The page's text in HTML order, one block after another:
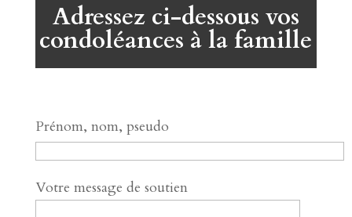
Adressez ci-dessous vos
condoléances à la famille
Prénom, nom, pseudo
Votre message de soutien